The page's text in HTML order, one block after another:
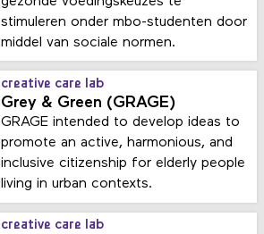
stimuleren onder mbo-studenten door
middel van sociale normen.
creative care lab
Grey & Green (GRAGE)
GRAGE intended to develop ideas to
promote an active, harmonious, and
inclusive citizenship for elderly people
living in urban contexts.
creative care lab